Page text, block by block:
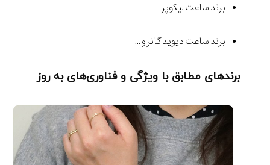
برند ساعت لیکوپر
برند ساعت دیوید گانر و …
برندهای مطابق با ویژگی و فناوری‌های به روز